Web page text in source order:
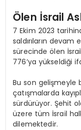
Ölen İsrail
7 Ekim 2023
saldırıların
sürecinde ölen İsrail
776’ya yükseldiği
Bu son gelişmeyle
çatışmalarda
sürdürüyor. Şehit
üzere tüm İsrail
dilemektedir.